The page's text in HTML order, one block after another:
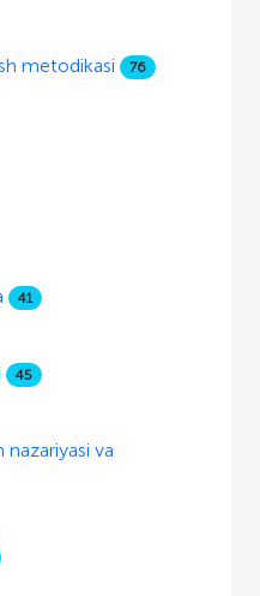
metodikasi 76
41
45
nazariyasi va